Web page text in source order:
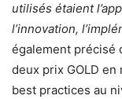
utilisés étaient
l’innovation,
également précisé
deux prix GOLD
best practices au